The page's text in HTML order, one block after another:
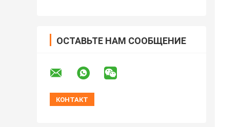
ОСТАВЬТЕ НАМ СООБЩЕНИЕ